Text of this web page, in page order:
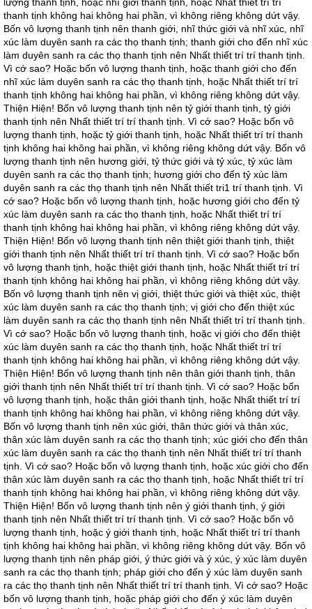
thanh tịnh không hai không hai phần, vì không riêng không dứt vậy.
Bốn vô lượng thanh tịnh nên thanh giới, nhĩ thức giới và nhĩ xúc, nhĩ
xúc làm duyên sanh ra các thọ thanh tịnh; thanh giới cho đến nhĩ xúc
làm duyên sanh ra các thọ thanh tịnh nên Nhất thiết trí trí thanh tịnh.
Vì cớ sao? Hoặc bốn vô lượng thanh tịnh, hoặc thanh giới cho đến
nhĩ xúc làm duyên sanh ra các thọ thanh tịnh, hoặc Nhất thiết trí trí
thanh tịnh không hai không hai phần, vì không riêng không dứt vậy.
Thiện Hiện! Bốn vô lượng thanh tịnh nên tỷ giới thanh tịnh, tỷ giới
thanh tịnh nên Nhất thiết trí trí thanh tịnh. Vì cớ sao? Hoặc bốn vô
lượng thanh tịnh, hoặc tỷ giới thanh tịnh, hoặc Nhất thiết trí trí thanh
tịnh không hai không hai phần, vì không riêng không dứt vậy. Bốn vô
lượng thanh tịnh nên hương giới, tỷ thức giới và tỷ xúc, tỷ xúc làm
duyên sanh ra các thọ thanh tịnh; hương giới cho đến tỷ xúc làm
duyên sanh ra các thọ thanh tịnh nên Nhất thiết tri1 trí thanh tịnh. Vì
cớ sao? Hoặc bốn vô lượng thanh tịnh, hoặc hương giới cho đến tỷ
xúc làm duyên sanh ra các thọ thanh tịnh, hoặc Nhất thiết trí trí
thanh tịnh không hai không hai phần, vì không riêng không dứt vậy.
Thiện Hiện! Bốn vô lượng thanh tịnh nên thiệt giới thanh tịnh, thiệt
giới thanh tịnh nên Nhất thiết trí trí thanh tịnh. Vì cớ sao? Hoặc bốn
vô lượng thanh tịnh, hoặc thiệt giới thanh tịnh, hoặc Nhất thiết trí trí
thanh tịnh không hai không hai phần, vì không riêng không dứt vậy.
Bốn vô lượng thanh tịnh nên vị giới, thiệt thức giới và thiệt xúc, thiệt
xúc làm duyên sanh ra các thọ thanh tịnh; vị giới cho đến thiệt xúc
làm duyên sanh ra các thọ thanh tịnh nên Nhất thiết trí trí thanh tịnh.
Vì cớ sao? Hoặc bốn vô lượng thanh tịnh, hoặc vị giới cho đến thiệt
xúc làm duyên sanh ra các thọ thanh tịnh, hoặc Nhất thiết trí trí
thanh tịnh không hai không hai phần, vì không riêng không dứt vậy.
Thiện Hiện! Bốn vô lượng thanh tịnh nên thân giới thanh tịnh, thân
giới thanh tịnh nên Nhất thiết trí trí thanh tịnh. Vì cớ sao? Hoặc bốn
vô lượng thanh tịnh, hoặc thân giới thanh tịnh, hoặc Nhất thiết trí trí
thanh tịnh không hai không hai phần, vì không riêng không dứt vậy.
Bốn vô lượng thanh tịnh nên xúc giới, thân thức giới và thân xúc,
thân xúc làm duyên sanh ra các thọ thanh tịnh; xúc giới cho đến thân
xúc làm duyên sanh ra các thọ thanh tịnh nên Nhất thiết trí trí thanh
tịnh. Vì cớ sao? Hoặc bốn vô lượng thanh tịnh, hoặc xúc giới cho đến
thân xúc làm duyên sanh ra các thọ thanh tịnh, hoặc Nhất thiết trí trí
thanh tịnh không hai không hai phần, vì không riêng không dứt vậy.
Thiện Hiện! Bốn vô lượng thanh tịnh nên ý giới thanh tịnh, ý giới
thanh tịnh nên Nhất thiết trí trí thanh tịnh. Vì cớ sao? Hoặc bốn vô
lượng thanh tịnh, hoặc ý giới thanh tịnh, hoặc Nhất thiết trí trí thanh
tịnh không hai không hai phần, vì không riêng không dứt vậy. Bốn vô
lượng thanh tịnh nên pháp giới, ý thức giới và ý xúc, ý xúc làm duyên
sanh ra các thọ thanh tịnh; pháp giới cho đến ý xúc làm duyên sanh
ra các thọ thanh tịnh nên Nhất thiết trí trí thanh tịnh. Vì cớ sao? Hoặc
bốn vô lượng thanh tịnh, hoặc pháp giới cho đến ý xúc làm duyên